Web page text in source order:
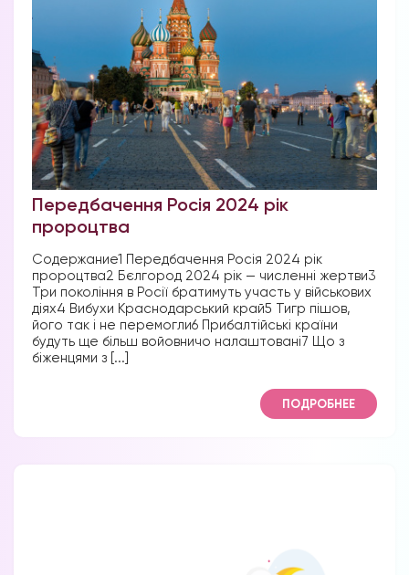
Передбачення Росія 2024 рік
пророцтва
Содержание1 Передбачення Росія 2024 рік
пророцтва2 Бєлгород 2024 рік — численні жертви3
Три покоління в Росії братимуть участь у військових
діях4 Вибухи Краснодарський край5 Тигр пішов,
його так і не перемогли6 Прибалтійські країни
будуть ще більш войовничо налаштовані7 Що з
біженцями з [...]
ПОДРОБНЕЕ